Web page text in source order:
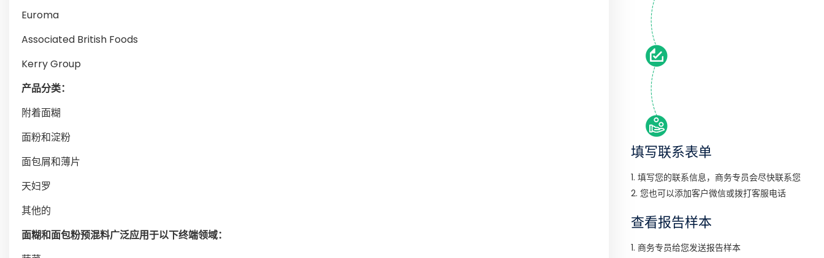
Euroma
Associated British Foods
Kerry Group
产品分类：
附着面糊
面粉和淀粉
面包屑和薄片
天妇罗
其他的
面糊和面包粉预混料广泛应用于以下终端领域：
填写联系表单
1. 填写您的联系信息，商务专员会尽快联系您
2. 您也可以添加客户微信或拨打客服电话
查看报告样本
1. 商务专员给您发送报告样本